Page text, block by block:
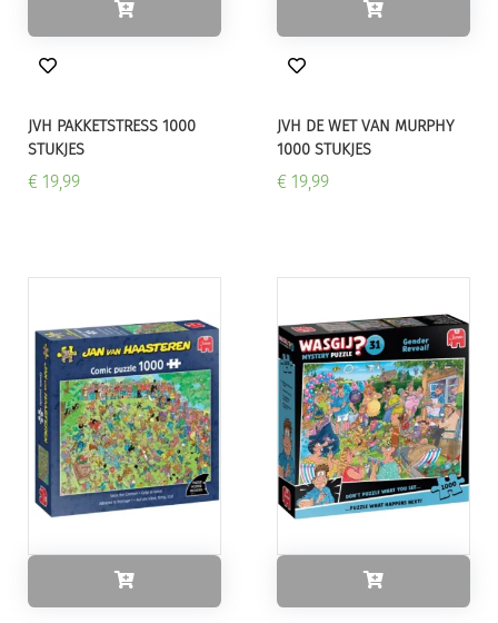
JVH PAKKETSTRESS 1000
STUKJES
€ 19,99
JVH DE WET VAN MURPHY
1000 STUKJES
€ 19,99